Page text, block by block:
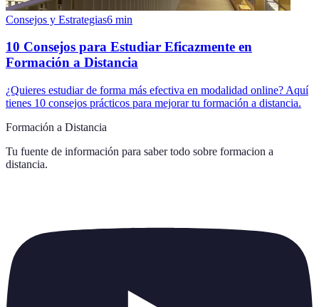
Consejos y Estrategias6 min
10 Consejos para Estudiar Eficazmente en
Formación a Distancia
¿Quieres estudiar de forma más efectiva en modalidad online? Aquí
tienes 10 consejos prácticos para mejorar tu formación a distancia.
Formación a Distancia
Tu fuente de información para saber todo sobre formacion a
distancia.